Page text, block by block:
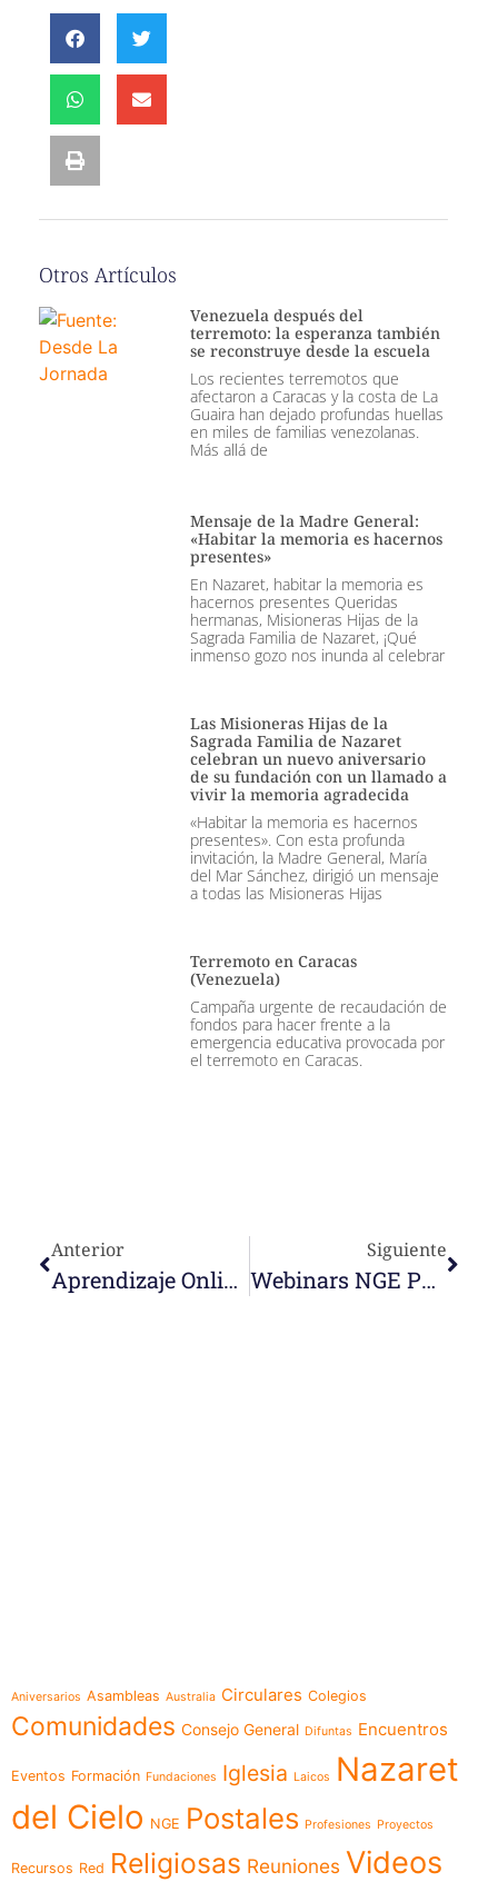
Otros Artículos
Venezuela después del
terremoto: la esperanza también
se reconstruye desde la escuela
Los recientes terremotos que
afectaron a Caracas y la costa de La
Guaira han dejado profundas huellas
en miles de familias venezolanas.
Más allá de
Mensaje de la Madre General:
«Habitar la memoria es hacernos
presentes»
En Nazaret, habitar la memoria es
hacernos presentes Queridas
hermanas, Misioneras Hijas de la
Sagrada Familia de Nazaret, ¡Qué
inmenso gozo nos inunda al celebrar
Las Misioneras Hijas de la
Sagrada Familia de Nazaret
celebran un nuevo aniversario
de su fundación con un llamado a
vivir la memoria agradecida
«Habitar la memoria es hacernos
presentes». Con esta profunda
invitación, la Madre General, María
del Mar Sánchez, dirigió un mensaje
a todas las Misioneras Hijas
Terremoto en Caracas
(Venezuela)
Campaña urgente de recaudación de
fondos para hacer frente a la
emergencia educativa provocada por
el terremoto en Caracas.
Anterior
Aprendizaje Online, Explicado Por Un Alumno De 4 Años. Nazaret Bello
Siguiente
Webinars NGE Publicados Nazaretglobaleducation.org
Aniversarios Asambleas Australia Circulares Colegios
Comunidades Consejo General Difuntas Encuentros
Eventos Formación Fundaciones Iglesia Laicos
Nazaret
del Cielo NGE Postales Profesiones Proyectos
Recursos Red Religiosas Reuniones Videos